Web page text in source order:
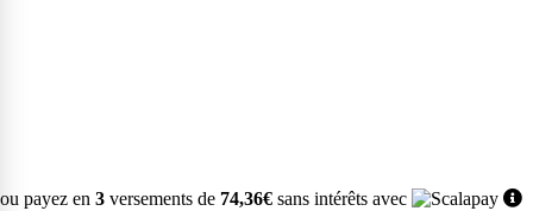
ou payez en 3 versements de 74,36€ sans intérêts avec